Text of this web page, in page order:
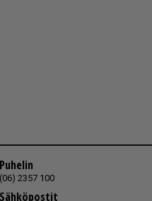
Puhelin
(06) 2357 100
Sähköpostit